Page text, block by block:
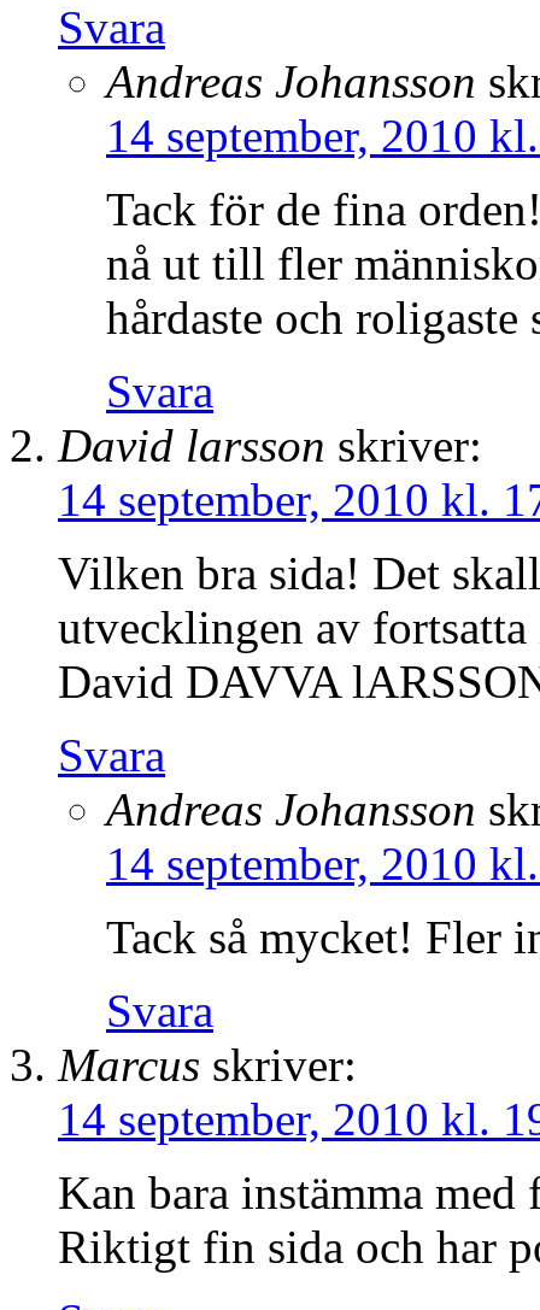
Svara
Andreas Johansson
14 september, 2010
Tack för de fina
nå ut till fler
hårdaste och
Svara
David larsson skriver:
14 september, 2010 kl.
Vilken bra sida! Det
utvecklingen av
David DAVVA
Svara
Andreas Johansson
14 september, 2010
Tack så mycket! Fler
Svara
Marcus skriver:
14 september, 2010 kl.
Kan bara instämma med
Riktigt fin sida och har